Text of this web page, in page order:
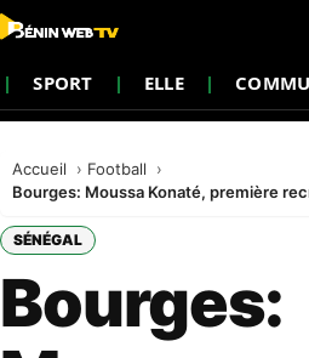
SPORT ELLE
Accueil
Football
Bourges: Moussa Konaté, première
SÉNÉGAL
Bourges: